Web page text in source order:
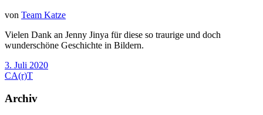
von Team Katze
Vielen Dank an Jenny Jinya für diese so traurige und doch
wunderschöne Geschichte in Bildern.
3. Juli 2020
CA(r)T
Archiv